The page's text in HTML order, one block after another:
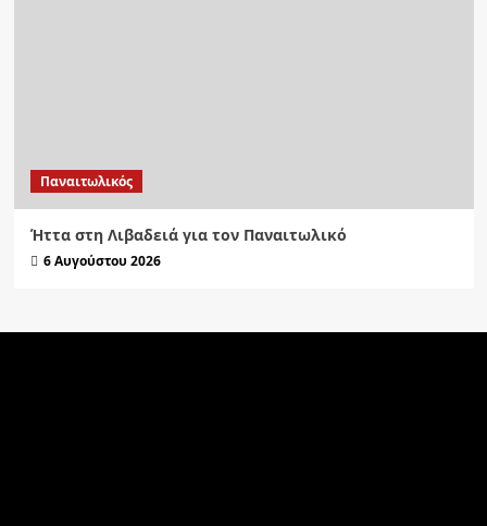
Παναιτωλικός
Ήττα στη Λιβαδειά για τον Παναιτωλικό
6 Αυγούστου 2026